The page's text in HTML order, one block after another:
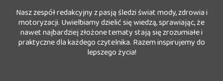
Nasz zespół redakcyjny z pasją śledzi świat mody, zdrowia i
motoryzacji. Uwielbiamy dzielić się wiedzą, sprawiając, że
nawet najbardziej złożone tematy stają się zrozumiałe i
praktyczne dla każdego czytelnika. Razem inspirujemy do
lepszego życia!